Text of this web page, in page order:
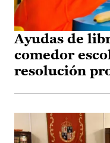
Ayudas de
comedor
resolución